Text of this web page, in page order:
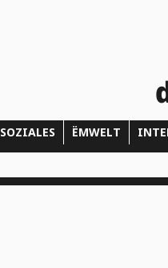
SOZIALES ËMWELT